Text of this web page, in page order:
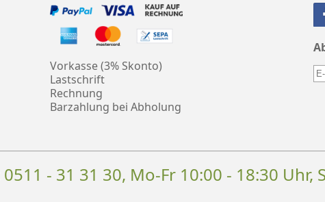
Vorkasse (3% Skonto)
Lastschrift
Rechnung
Barzahlung bei Abholung
0511 - 31 31 30, Mo-Fr 10:00 - 18:30 Uhr,